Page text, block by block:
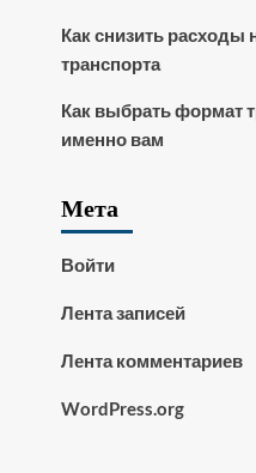
Как снизить расходы
транспорта
Как выбрать формат
именно вам
Мета
Войти
Лента записей
Лента комментариев
WordPress.org